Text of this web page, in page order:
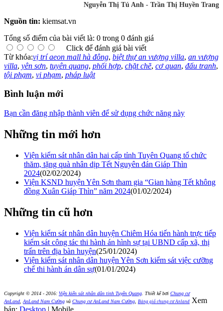
Nguyễn Thị Tú Anh - Trần Thị Huyền Trang
Nguồn tin: kiemsat.vn
Tổng số điểm của bài viết là: 0 trong 0 đánh giá
Click để đánh giá bài viết
Từ khóa:vị trí aeon mall hà đông, biệt thự an vượng villa, an vượng
villa, yên sơn, tuyên quang, phối hợp, chặt chẽ, cơ quan, đấu tranh,
tội phạm, vi phạm, pháp luật
Bình luận mới
Bạn cần đăng nhập thành viên để sử dụng chức năng này
Những tin mới hơn
Viện kiểm sát nhân dân hai cấp tỉnh Tuyên Quang tổ chức
thăm, tặng quà nhân dịp Tết Nguyên đán Giáp Thìn
2024(02/02/2024)
Viện KSND huyện Yên Sơn tham gia “Gian hàng Tết không
đồng Xuân Giáp Thìn” năm 2024(01/02/2024)
Những tin cũ hơn
Viện kiểm sát nhân dân huyện Chiêm Hóa tiến hành trực tiếp
kiểm sát công tác thi hành án hình sự tại UBND cấp xã, thị
trấn trên địa bàn huyện(25/01/2024)
Viện kiểm sát nhân dân huyện Yên Sơn kiểm sát việc cưỡng
chế thi hành án dân sự(01/01/2024)
Copyright © 2014 - 2016: Viện kiển sát nhân dân tỉnh Tuyên Quang Thiết kế bởi Chung cư
AnLand AnLand Nam Cường và Chung cư AnLand Nam Cường Bảng giá chung cư Anland Xem
bản: Desktop | Mobile